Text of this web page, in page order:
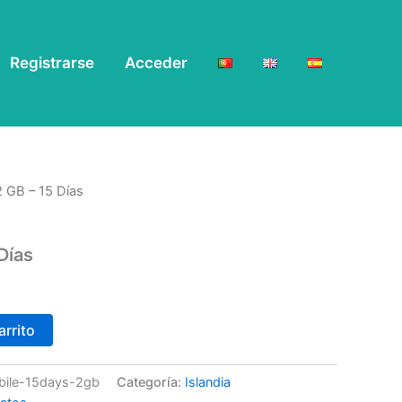
Registrarse Acceder
– 15 Días
15days-2gb Categoría: Islandia